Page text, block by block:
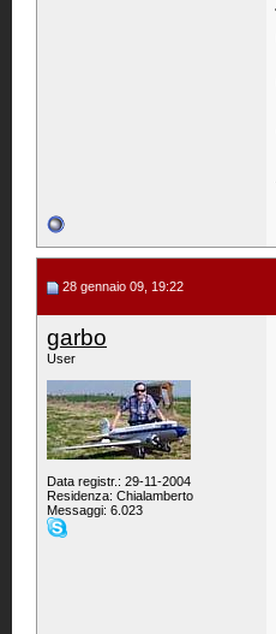
28 gennaio 09, 19:22
garbo
User
Data registr.: 29-11-2004
Residenza: Chialamberto
Messaggi: 6.023